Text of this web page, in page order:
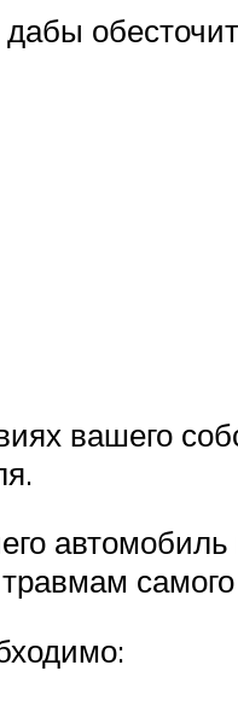
вашего
автомобиль